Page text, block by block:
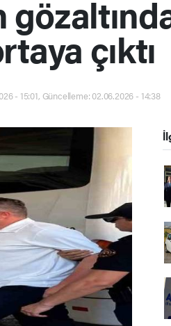
çıktı
- 15:01, Güncelleme: 02.06.2026 - 14:38